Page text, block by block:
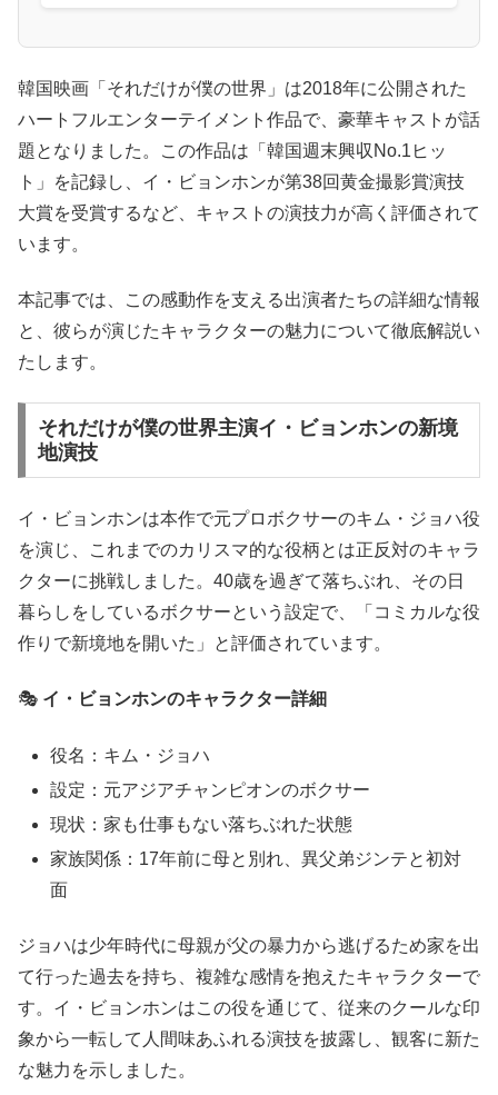
韓国映画「それだけが僕の世界」は2018年に公開された
ハートフルエンターテイメント作品で、豪華キャストが話
題となりました。この作品は「韓国週末興収No.1ヒッ
ト」を記録し、イ・ビョンホンが第38回黄金撮影賞演技
大賞を受賞するなど、キャストの演技力が高く評価されて
います。
本記事では、この感動作を支える出演者たちの詳細な情報
と、彼らが演じたキャラクターの魅力について徹底解説い
たします。
それだけが僕の世界主演イ・ビョンホンの新境
地演技
イ・ビョンホンは本作で元プロボクサーのキム・ジョハ役
を演じ、これまでのカリスマ的な役柄とは正反対のキャラ
クターに挑戦しました。40歳を過ぎて落ちぶれ、その日
暮らしをしているボクサーという設定で、「コミカルな役
作りで新境地を開いた」と評価されています。
🎭 イ・ビョンホンのキャラクター詳細
役名：キム・ジョハ
設定：元アジアチャンピオンのボクサー
現状：家も仕事もない落ちぶれた状態
家族関係：17年前に母と別れ、異父弟ジンテと初対
面
ジョハは少年時代に母親が父の暴力から逃げるため家を出
て行った過去を持ち、複雑な感情を抱えたキャラクターで
す。イ・ビョンホンはこの役を通じて、従来のクールな印
象から一転して人間味あふれる演技を披露し、観客に新た
な魅力を示しました。